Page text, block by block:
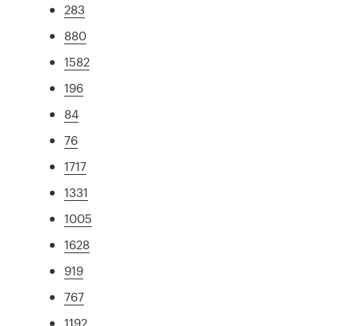
283
880
1582
196
84
76
1717
1331
1005
1628
919
767
1192